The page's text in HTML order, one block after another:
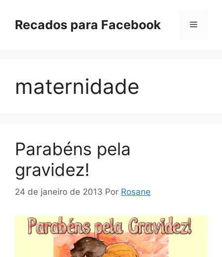
paraRecados para Facebook Menu
maternidade
Parabéns pela
gravidez!
24 de janeiro de 2013 Por Rosane